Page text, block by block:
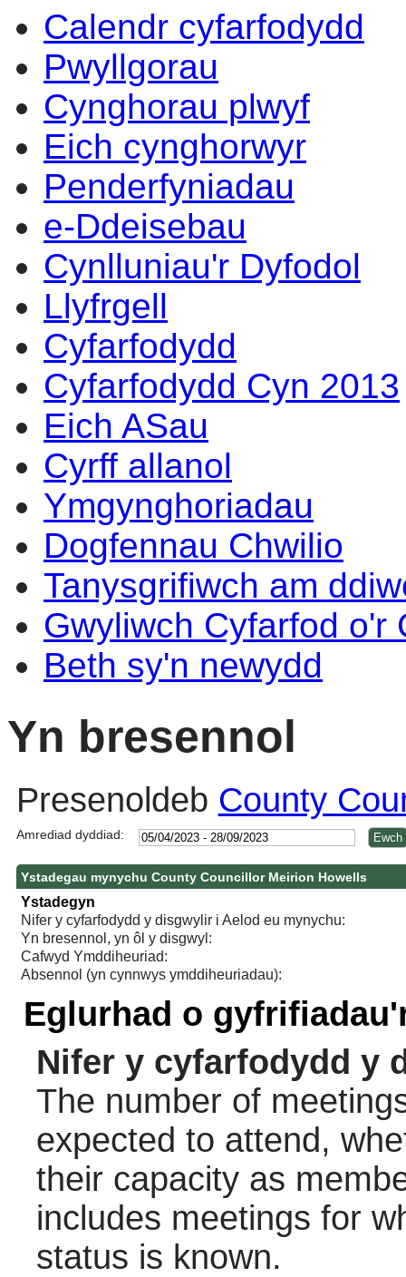
Calendr cyfarfodydd
Pwyllgorau
Cynghorau plwyf
Eich cynghorwyr
Penderfyniadau
e-Ddeisebau
Cynlluniau'r Dyfodol
Llyfrgell
Cyfarfodydd
Cyfarfodydd Cyn 2013
Eich ASau
Cyrff allanol
Ymgynghoriadau
Dogfennau Chwilio
Tanysgrifiwch am
Gwyliwch Cyfarfod o'r
Beth sy'n newydd
Yn bresennol
Presenoldeb County
Amrediad dyddiad:
Ystadegau mynychu County Councillor Meirion Howells
Ystadegyn
Nifer y cyfarfodydd y disgwylir i Aelod eu mynychu:
Yn bresennol, yn ôl y disgwyl:
Cafwyd Ymddiheuriad:
Absennol (yn cynnwys ymddiheuriadau):
Eglurhad o
Nifer y cyfarfodydd y
The number of
expected to attend,
their capacity as
includes meetings for
status is known.
14:00
14:00
14:00
14:00
14:00
14:00
14:00
10:00
14:00
14:00
14:00
14:00
14:00
10:00
10:00
17:00
09:30
17:00